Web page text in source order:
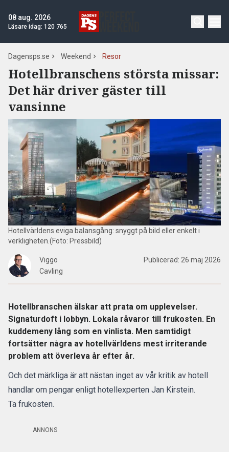
08 aug. 2026
Läsare idag: 120 765
Dagensps.se Weekend Resor
Hotellbranschens största missar:
Det här driver gäster till
vansinne
Hotellvärldens eviga balansgång: snyggt på bild eller enkelt i
verkligheten.(Foto: Pressbild)
Viggo
Cavling
Publicerad: 26 maj 2026
Hotellbranschen älskar att prata om upplevelser.
Signaturdoft i lobbyn. Lokala råvaror till frukosten. En
kuddemeny lång som en vinlista. Men samtidigt
fortsätter några av hotellvärldens mest irriterande
problem att överleva år efter år.
Och det märkliga är att nästan inget av vår kritik av hotell
handlar om pengar enligt hotellexperten Jan Kirstein.
Ta frukosten.
ANNONS